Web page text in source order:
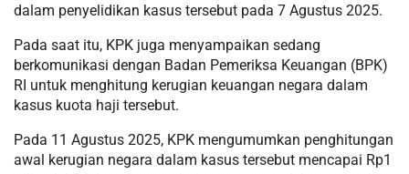
dalam penyelidikan kasus tersebut pada 7 Agustus 2025.
Pada saat itu, KPK juga menyampaikan sedang
berkomunikasi dengan Badan Pemeriksa Keuangan (BPK)
RI untuk menghitung kerugian keuangan negara dalam
kasus kuota haji tersebut.
Pada 11 Agustus 2025, KPK mengumumkan penghitungan
awal kerugian negara dalam kasus tersebut mencapai Rp1